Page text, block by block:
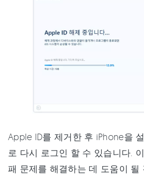
Apple ID를 제거한 후 iPhone을
로 다시 로그인 할 수 있습니다.
패 문제를 해결하는 데 도움이 될